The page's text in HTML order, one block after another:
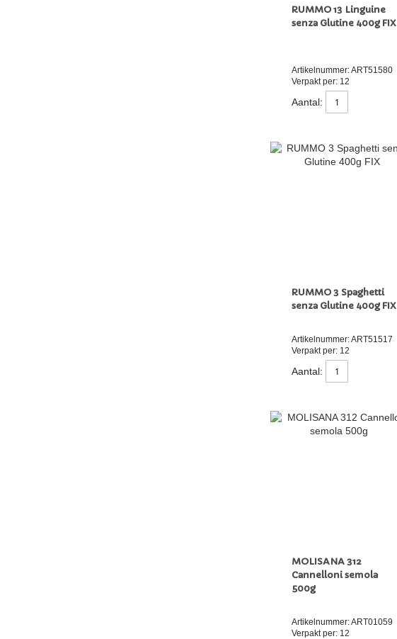
RUMMO 13 Linguine
senza Glutine 400g FIX
Artikelnummer: ART51580
Verpakt per: 12
Aantal:
RUMMO 3 Spaghetti
senza Glutine 400g FIX
Artikelnummer: ART51517
Verpakt per: 12
Aantal:
MOLISANA 312
Cannelloni semola
500g
Artikelnummer: ART01059
Verpakt per: 12